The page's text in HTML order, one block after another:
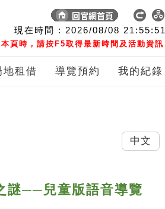
現在時間 : 2026/08/08 21:55:51
頁時，請按F5取得最新時間及活動資訊
地租借 導覽預約 我的紀錄
謎──兒童版語音導覽